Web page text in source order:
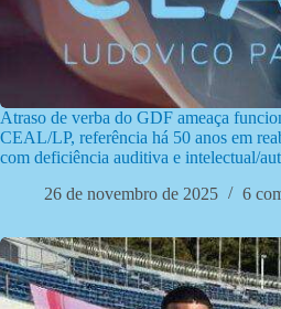
Atraso de verba do GDF ameaça
CEAL/LP, referência há 50 anos em
com deficiência auditiva e intelectual/
26 de novembro de 2025
6